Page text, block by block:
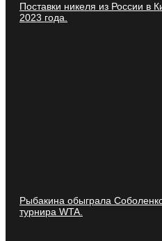
Поставки никеля из России в
2023 года.
Рыбакина обыграла
турнира WTA.